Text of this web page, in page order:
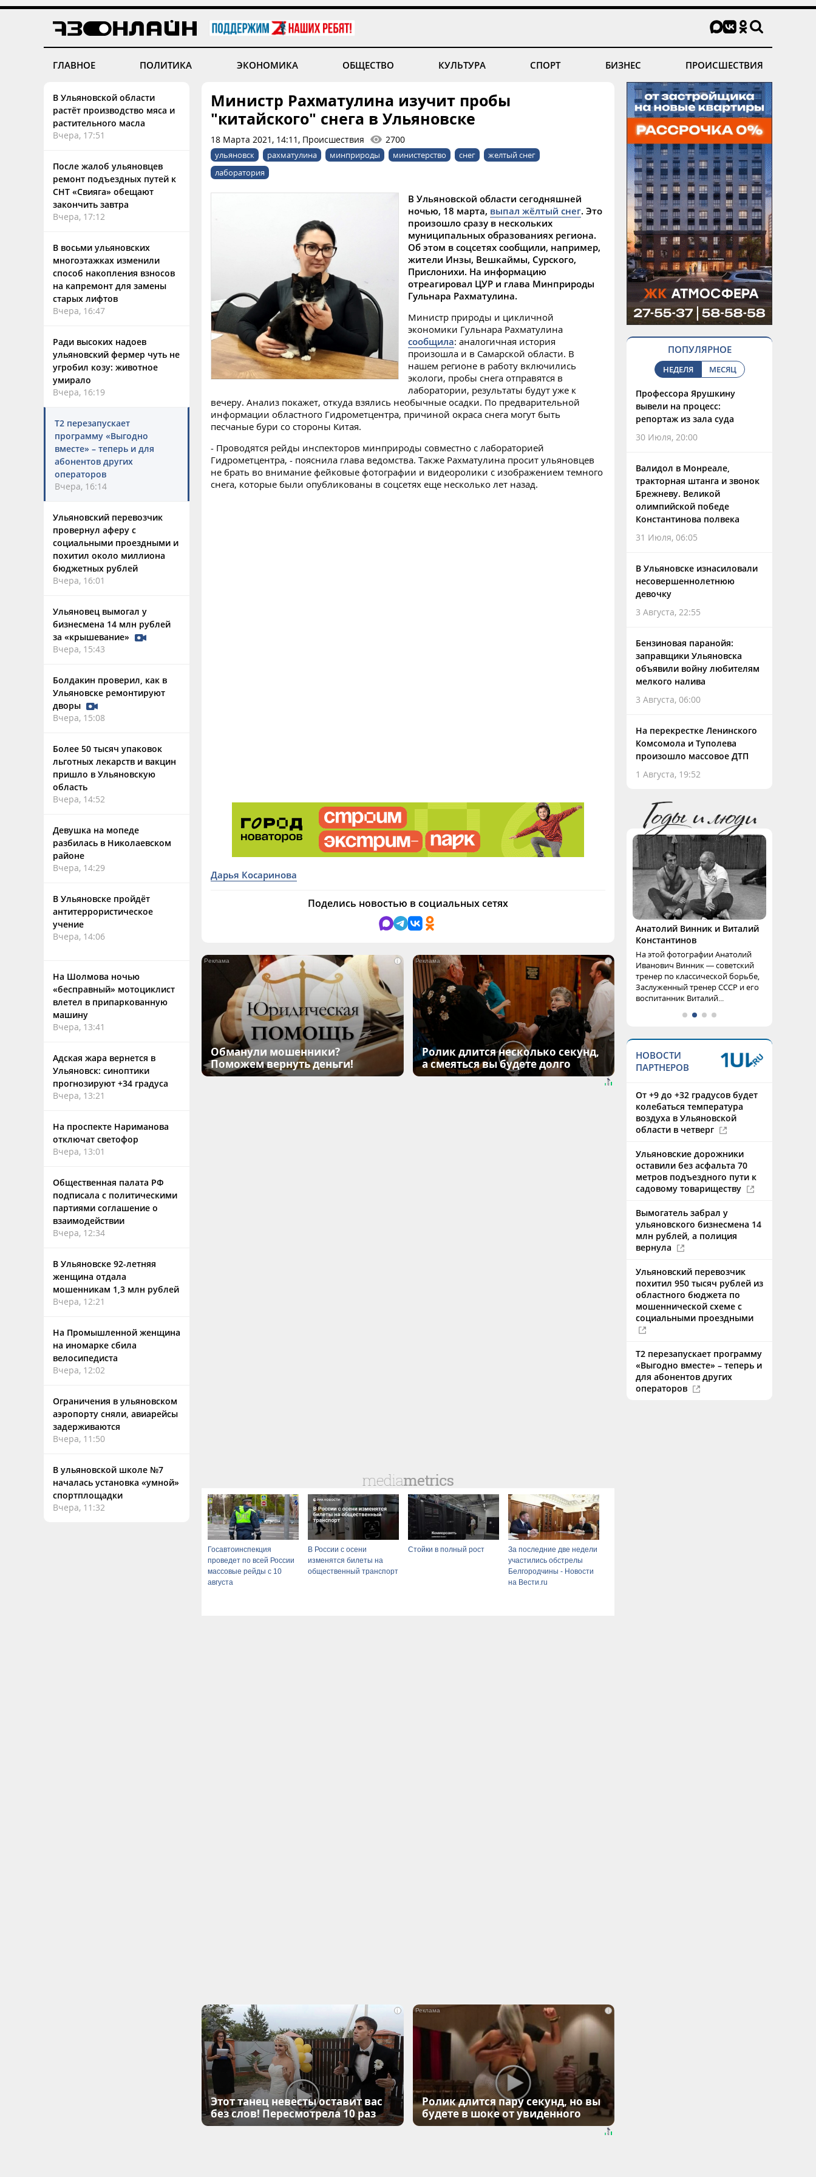
ГЛАВНОЕ ПОЛИТИКА ЭКОНОМИКА ОБЩЕСТВО КУЛЬТУРА СПОРТ БИЗНЕС ПРОИСШЕСТВИЯ
В Ульяновской области
растёт производство мяса и
растительного масла
Вчера, 17:51
После жалоб ульяновцев
ремонт подъездных путей к
СНТ «Свияга» обещают
закончить завтра
Вчера, 17:12
В восьми ульяновских
многоэтажках изменили
способ накопления взносов
на капремонт для замены
старых лифтов
Вчера, 16:47
Ради высоких надоев
ульяновский фермер чуть не
угробил козу: животное
умирало
Вчера, 16:19
Т2 перезапускает
программу «Выгодно
вместе» – теперь и для
абонентов других
операторов
Вчера, 16:14
Ульяновский перевозчик
провернул аферу с
социальными проездными и
похитил около миллиона
бюджетных рублей
Вчера, 16:01
Ульяновец вымогал у
бизнесмена 14 млн рублей
за «крышевание»
Вчера, 15:43
Болдакин проверил, как в
Ульяновске ремонтируют
дворы
Вчера, 15:08
Более 50 тысяч упаковок
льготных лекарств и вакцин
пришло в Ульяновскую
область
Вчера, 14:52
Девушка на мопеде
разбилась в Николаевском
районе
Вчера, 14:29
В Ульяновске пройдёт
антитеррористическое
учение
Вчера, 14:06
На Шолмова ночью
«бесправный» мотоциклист
влетел в припаркованную
машину
Вчера, 13:41
Адская жара вернется в
Ульяновск: синоптики
прогнозируют +34 градуса
Вчера, 13:21
На проспекте Нариманова
отключат светофор
Вчера, 13:01
Общественная палата РФ
подписала с политическими
партиями соглашение о
взаимодействии
Вчера, 12:34
В Ульяновске 92-летняя
женщина отдала
мошенникам 1,3 млн рублей
Вчера, 12:21
На Промышленной женщина
на иномарке сбила
велосипедиста
Вчера, 12:02
Ограничения в ульяновском
аэропорту сняли, авиарейсы
задерживаются
Вчера, 11:50
В ульяновской школе №7
началась установка «умной»
спортплощадки
Вчера, 11:32
Министр Рахматулина изучит пробы
"китайского" снега в Ульяновске
18 Марта 2021, 14:11, Происшествия 2700
ульяновск рахматулина минприроды министерство снег
желтый снег
лаборатория
В Ульяновской области сегодняшней
ночью, 18 марта, выпал жёлтый снег. Это
произошло сразу в нескольких
муниципальных образованиях региона.
Об этом в соцсетях сообщили, например,
жители Инзы, Вешкаймы, Сурского,
Прислонихи. На информацию
отреагировал ЦУР и глава Минприроды
Гульнара Рахматулина.
Министр природы и цикличной
экономики Гульнара Рахматулина
сообщила: аналогичная история
произошла и в Самарской области. В
нашем регионе в работу включились
экологи, пробы снега отправятся в
лаборатории, результаты будут уже к
вечеру. Анализ покажет, откуда взялись необычные осадки. По предварительной
информации областного Гидрометцентра, причиной окраса снега могут быть
песчаные бури со стороны Китая.
- Проводятся рейды инспекторов минприроды совместно с лабораторией
Гидрометцентра, - пояснила глава ведомства. Также Рахматулина просит ульяновцев
не брать во внимание фейковые фотографии и видеоролики с изображением темного
снега, которые были опубликованы в соцсетях еще несколько лет назад.
Дарья Косаринова
Поделись новостью в социальных сетях
i
Обманули мошенники?
Поможем вернуть деньги!
i
Ролик длится несколько секунд,
а смеяться вы будете долго
Госавтоинспекция
проведет по всей России
массовые рейды с 10
августа
В России с осени
изменятся билеты на
общественный транспорт
Стойки в полный рост
За последние две недели
участились обстрелы
Белгородчины - Новости
на Вести.ru
i
Этот танец невесты оставит вас
без слов! Пересмотрела 10 раз
i
Ролик длится пару секунд, но вы
будете в шоке от увиденного
ПОПУЛЯРНОЕ
НЕДЕЛЯ МЕСЯЦ
Профессора Ярушкину
вывели на процесс:
репортаж из зала суда
30 Июля, 20:00
Валидол в Монреале,
тракторная штанга и звонок
Брежневу. Великой
олимпийской победе
Константинова полвека
31 Июля, 06:05
В Ульяновске изнасиловали
несовершеннолетнюю
девочку
3 Августа, 22:55
Бензиновая паранойя:
заправщики Ульяновска
объявили войну любителям
мелкого налива
3 Августа, 06:00
На перекрестке Ленинского
Комсомола и Туполева
произошло массовое ДТП
1 Августа, 19:52
Анатолий Винник и Виталий
Константинов
На этой фотографии Анатолий
Иванович Винник — советский
тренер по классической борьбе,
Заслуженный тренер СССР и его
воспитанник Виталий...
НОВОСТИ
ПАРТНЕРОВ
От +9 до +32 градусов будет
колебаться температура
воздуха в Ульяновской
области в четверг
Ульяновские дорожники
оставили без асфальта 70
метров подъездного пути к
садовому товариществу
Вымогатель забрал у
ульяновского бизнесмена 14
млн рублей, а полиция
вернула
Ульяновский перевозчик
похитил 950 тысяч рублей из
областного бюджета по
мошеннической схеме с
социальными проездными
Т2 перезапускает программу
«Выгодно вместе» – теперь и
для абонентов других
операторов